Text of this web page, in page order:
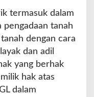
termasuk dalam
pengadaan tanah
dengan cara
dan adil
yang berhak
hak atas
dalam